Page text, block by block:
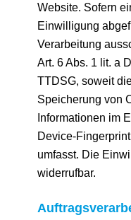
Website. Sofern
Einwilligung
Verarbeitung
Art. 6 Abs. 1 lit. a
TTDSG, soweit
Speicherung von
Informationen im
Device-
umfasst. Die
widerrufbar.